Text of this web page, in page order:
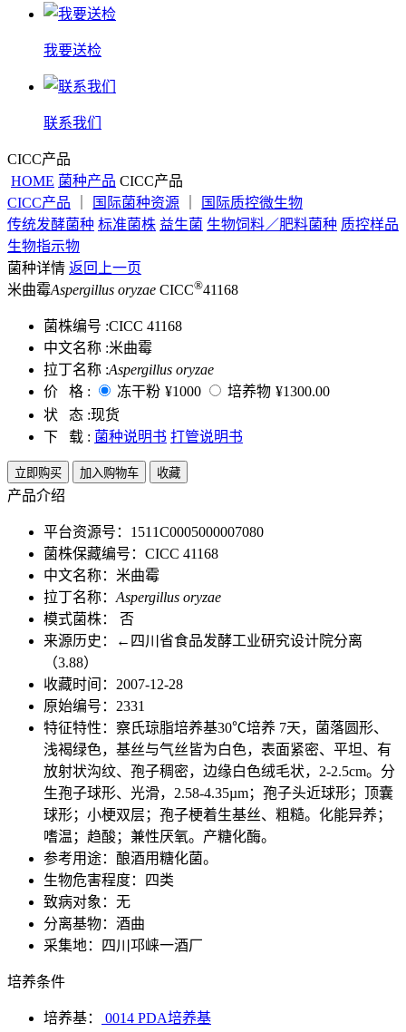
我要送检
联系我们
CICC产品
HOME 菌种产品 CICC产品
CICC产品
国际菌种资源
国际质控微生物
传统发酵菌种 标准菌株 益生菌 生物饲料／肥料菌种 质控样品
生物指示物
菌种详情 返回上一页
米曲霉Aspergillus oryzae CICC®41168
菌株编号 :CICC 41168
中文名称 :米曲霉
拉丁名称 :Aspergillus oryzae
价 格 :
冻干粉 ¥1000 培养物 ¥1300.00
状 态 :现货
下 载 : 菌种说明书 打管说明书
立即购买 加入购物车 收藏
产品介绍
平台资源号：1511C0005000007080
菌株保藏编号：CICC 41168
中文名称：米曲霉
拉丁名称： Aspergillus oryzae
模式菌株： 否
来源历史：←四川省食品发酵工业研究设计院分离
（3.88）
收藏时间：2007-12-28
原始编号：2331
特征特性：察氏琼脂培养基30℃培养 7天，菌落圆形、
浅褐绿色，基丝与气丝皆为白色，表面紧密、平坦、有
放射状沟纹、孢子稠密，边缘白色绒毛状，2-2.5cm。分
生孢子球形、光滑，2.58-4.35µm；孢子头近球形；顶囊
球形；小梗双层；孢子梗着生基丝、粗糙。化能异养；
嗜温；趋酸；兼性厌氧。产糖化酶。
参考用途：酿酒用糖化菌。
生物危害程度：四类
致病对象：无
分离基物：酒曲
采集地：四川邛崃一酒厂
培养条件
培养基：
0014 PDA培养基